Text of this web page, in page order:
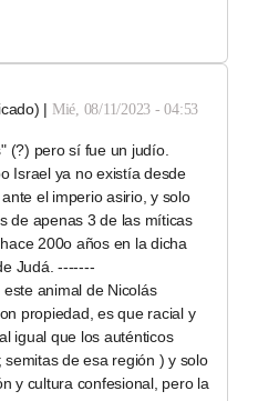
| Mié, 08/11/2023 - 04:53
(?) pero sí fue un judío.
Israel ya no existía desde
el imperio asirio, y solo
de apenas 3 de las míticas
Judá. -------
animal de Nicolás
propiedad, es que racial y
igual que los auténticos
de esa región ) y solo
y cultura confesional, pero la